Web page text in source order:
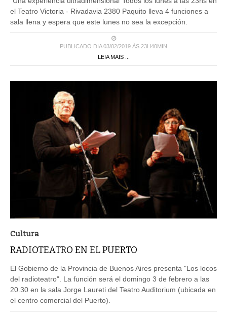
el Teatro Victoria - Rivadavia 2380 Paquito lleva 4 funciones a
sala llena y espera que este lunes no sea la excepción.
PUBLICADO DIA 03/02/2019 ÀS 23H40MIN
LEIA MAIS ...
Cultura
RADIOTEATRO EN EL PUERTO
El Gobierno de la Provincia de Buenos Aires presenta "Los locos
del radioteatro". La función será el domingo 3 de febrero a las
20.30 en la sala Jorge Laureti del Teatro Auditorium (ubicada en
el centro comercial del Puerto).